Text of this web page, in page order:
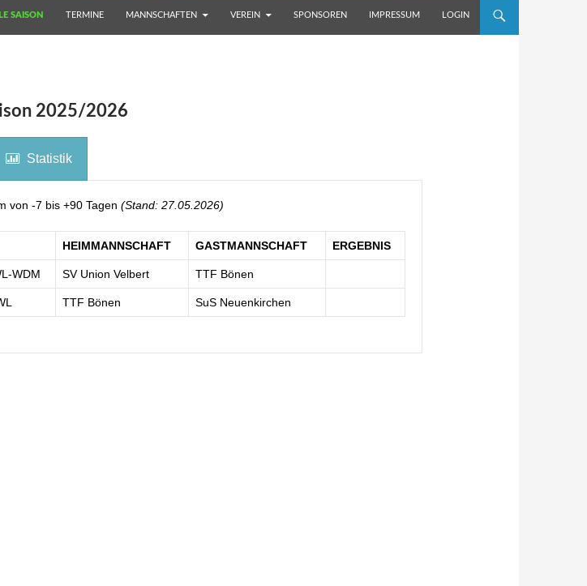
SAISON TERMINE MANNSCHAFTEN VEREIN SPONSOREN IMPRESSUM LOGIN
2025/2026
Statistik
von -7 bis +90 Tagen (Stand: 27.05.2026)
HEIMMANNSCHAFT GASTMANNSCHAFT ERGEBNIS
WDM SV Union Velbert TTF Bönen
TTF Bönen SuS Neuenkirchen